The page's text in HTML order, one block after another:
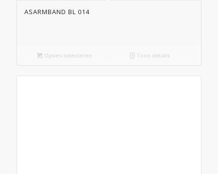
ASARMBAND BL 014
Opties selecteren Toon details